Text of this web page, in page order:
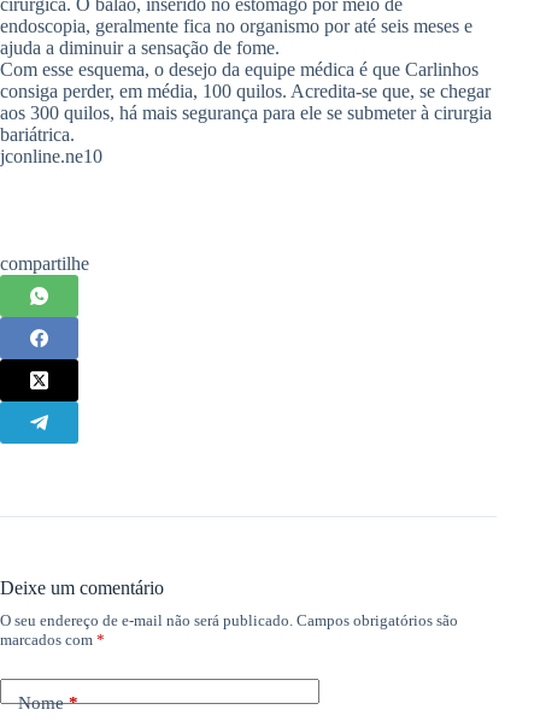
cirúrgica. O balão, inserido no estômago por meio de
endoscopia, geralmente fica no organismo por até seis meses e
ajuda a diminuir a sensação de fome.
Com esse esquema, o desejo da equipe médica é que Carlinhos
consiga perder, em média, 100 quilos. Acredita-se que, se chegar
aos 300 quilos, há mais segurança para ele se submeter à cirurgia
bariátrica.
jconline.ne10
compartilhe
Deixe um comentário
O seu endereço de e-mail não será publicado. Campos obrigatórios são
marcados com *
Nome*